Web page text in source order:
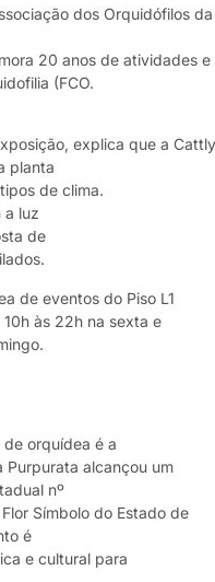
dos Orquidófilos da
20 anos de atividades e
(FCO.
explica que a
planta
de clima.
a luz
de
de eventos do Piso L1
às 22h na sexta e
orquídea é a
Purpurata alcançou um
nº
Símbolo do Estado de
é
e cultural para